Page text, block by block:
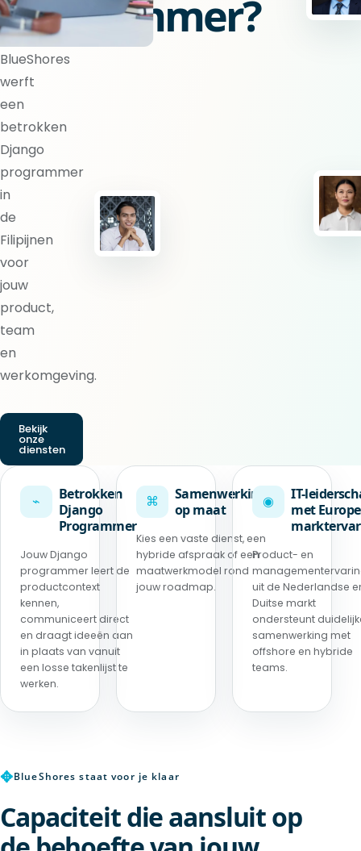
programmer?
BlueShores
werft
een
betrokken
Django
programmer
in
de
Filipijnen
voor
jouw
product,
team
en
werkomgeving.
Bekijk
onze
diensten
⌁
Betrokken
Django
Programmer
Jouw Django
programmer leert de
productcontext
kennen,
communiceert direct
en draagt ideeën aan
in plaats van vanuit
een losse takenlijst te
werken.
⌘
Samenwerking
op maat
Kies een vaste dienst, een
hybride afspraak of een
maatwerkmodel rond
jouw roadmap.
◉
IT-
met
Product- en
uit de Nederlandse
Duitse markt
ondersteunt
samenwerking met
offshore en hybride
teams.
✥BlueShores staat voor je klaar
Capaciteit die aansluit op